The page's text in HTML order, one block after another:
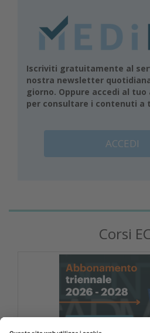
Iscriviti gratuitamente al
nostra newsletter
giorno. Oppure accedi al
per consultare i contenuti a
ACCEDI
Corsi